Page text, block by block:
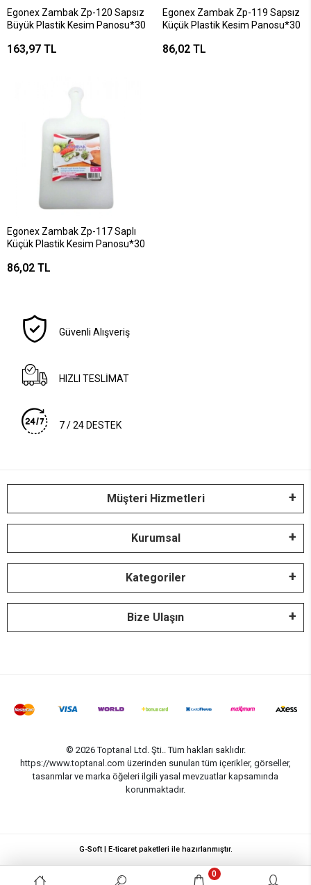
Egonex Zambak Zp-120 Sapsız
Büyük Plastik Kesim Panosu*30
163,97 TL
Egonex Zambak Zp-119 Sapsız
Küçük Plastik Kesim Panosu*30
86,02 TL
Egonex Zambak Zp-117 Saplı
Küçük Plastik Kesim Panosu*30
86,02 TL
Güvenli Alışveriş
HIZLI TESLİMAT
7 / 24 DESTEK
Müşteri Hizmetleri
Kurumsal
Kategoriler
Bize Ulaşın
© 2026 Toptanal Ltd. Şti.. Tüm hakları saklıdır.
https://www.toptanal.com üzerinden sunulan tüm içerikler, görseller,
tasarımlar ve marka öğeleri ilgili yasal mevzuatlar kapsamında
korunmaktadır.
0
G-Soft | E-ticaret paketleri ile hazırlanmıştır.